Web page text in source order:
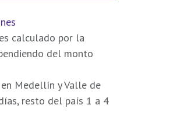
calculado por la
del monto
Medellín y Valle de
resto del país 1 a 4